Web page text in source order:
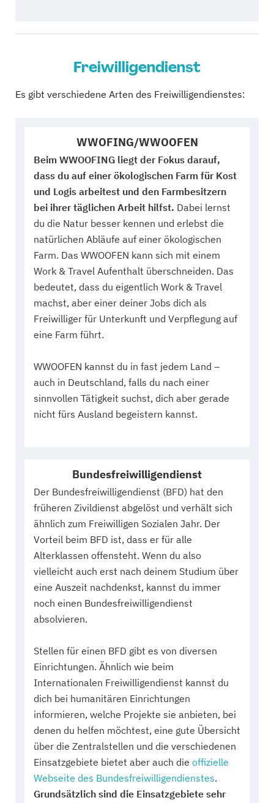
Freiwilligendienst
Es gibt verschiedene Arten des Freiwilligendienstes:
WWOFING/WWOOFEN
Beim WWOOFING liegt der Fokus darauf,
dass du auf einer ökologischen Farm für Kost
und Logis arbeitest und den Farmbesitzern
bei ihrer täglichen Arbeit hilfst. Dabei lernst
du die Natur besser kennen und erlebst die
natürlichen Abläufe auf einer ökologischen
Farm. Das WWOOFEN kann sich mit einem
Work & Travel Aufenthalt überschneiden. Das
bedeutet, dass du eigentlich Work & Travel
machst, aber einer deiner Jobs dich als
Freiwilliger für Unterkunft und Verpflegung auf
eine Farm führt.
WWOOFEN kannst du in fast jedem Land –
auch in Deutschland, falls du nach einer
sinnvollen Tätigkeit suchst, dich aber gerade
nicht fürs Ausland begeistern kannst.
Bundesfreiwilligendienst
Der Bundesfreiwilligendienst (BFD) hat den
früheren Zivildienst abgelöst und verhält sich
ähnlich zum Freiwilligen Sozialen Jahr. Der
Vorteil beim BFD ist, dass er für alle
Alterklassen offensteht. Wenn du also
vielleicht auch erst nach deinem Studium über
eine Auszeit nachdenkst, kannst du immer
noch einen Bundesfreiwilligendienst
absolvieren.
Stellen für einen BFD gibt es von diversen
Einrichtungen. Ähnlich wie beim
Internationalen Freiwilligendienst kannst du
dich bei humanitären Einrichtungen
informieren, welche Projekte sie anbieten, bei
denen du helfen möchtest, eine gute Übersicht
über die Zentralstellen und die verschiedenen
Einsatzgebiete bietet aber auch die offizielle
Webseite des Bundesfreiwilligendienstes.
Grundsätzlich sind die Einsatzgebiete sehr